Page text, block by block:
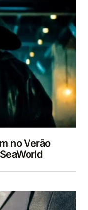
no Verão